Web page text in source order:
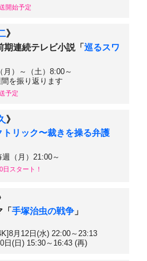
開始予定
》
期連続テレビ小説「 巡るスワ
月）～（土）8:00～
を振り返ります
予定
》
トリック〜裁きを操る弁護
週（月）21:00～
スタート！
手塚治虫の戦争 」
月12日(水) 22:00～23:13
日(日) 15:30～16:43 (再)